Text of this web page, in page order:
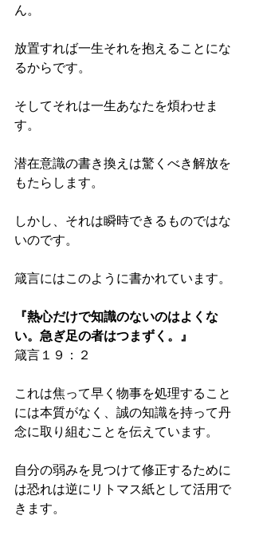
ん。
放置すれば一生それを抱えることにな
るからです。
そしてそれは一生あなたを煩わせま
す。
潜在意識の書き換えは驚くべき解放を
もたらします。
しかし、それは瞬時できるものではな
いのです。
箴言にはこのように書かれています。
『熱心だけで知識のないのはよくな
い。急ぎ足の者はつまずく。』
箴言１９：２
これは焦って早く物事を処理すること
には本質がなく、誠の知識を持って丹
念に取り組むことを伝えています。
自分の弱みを見つけて修正するために
は恐れは逆にリトマス紙として活用で
きます。